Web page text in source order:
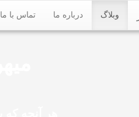
وبلاگ درباره ما تماس با ما